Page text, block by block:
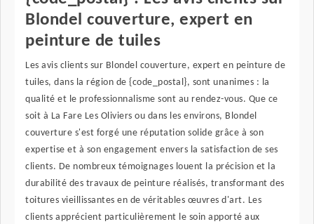
Blondel couverture, expert en
peinture de tuiles
Les avis clients sur Blondel couverture, expert en peinture de
tuiles, dans la région de {code_postal}, sont unanimes : la
qualité et le professionnalisme sont au rendez-vous. Que ce
soit à La Fare Les Oliviers ou dans les environs, Blondel
couverture s'est forgé une réputation solide grâce à son
expertise et à son engagement envers la satisfaction de ses
clients. De nombreux témoignages louent la précision et la
durabilité des travaux de peinture réalisés, transformant des
toitures vieillissantes en de véritables œuvres d'art. Les
clients apprécient particulièrement le soin apporté aux